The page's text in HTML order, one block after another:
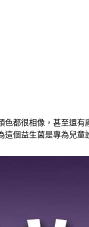
都很相像，甚至還
個益生菌是專為兒童